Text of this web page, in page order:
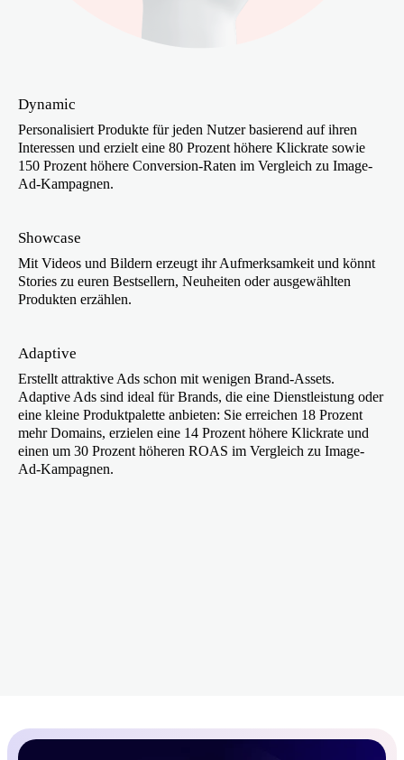
Dynamic
Personalisiert Produkte für jeden Nutzer basierend auf ihren
Interessen und erzielt eine 80 Prozent höhere Klickrate sowie
150 Prozent höhere Conversion-Raten im Vergleich zu Image-
Ad-Kampagnen.
Showcase
Mit Videos und Bildern erzeugt ihr Aufmerksamkeit und könnt
Stories zu euren Bestsellern, Neuheiten oder ausgewählten
Produkten erzählen.
Adaptive
Erstellt attraktive Ads schon mit wenigen Brand-Assets.
Adaptive Ads sind ideal für Brands, die eine Dienstleistung oder
eine kleine Produktpalette anbieten: Sie erreichen 18 Prozent
mehr Domains, erzielen eine 14 Prozent höhere Klickrate und
einen um 30 Prozent höheren ROAS im Vergleich zu Image-
Ad-Kampagnen.